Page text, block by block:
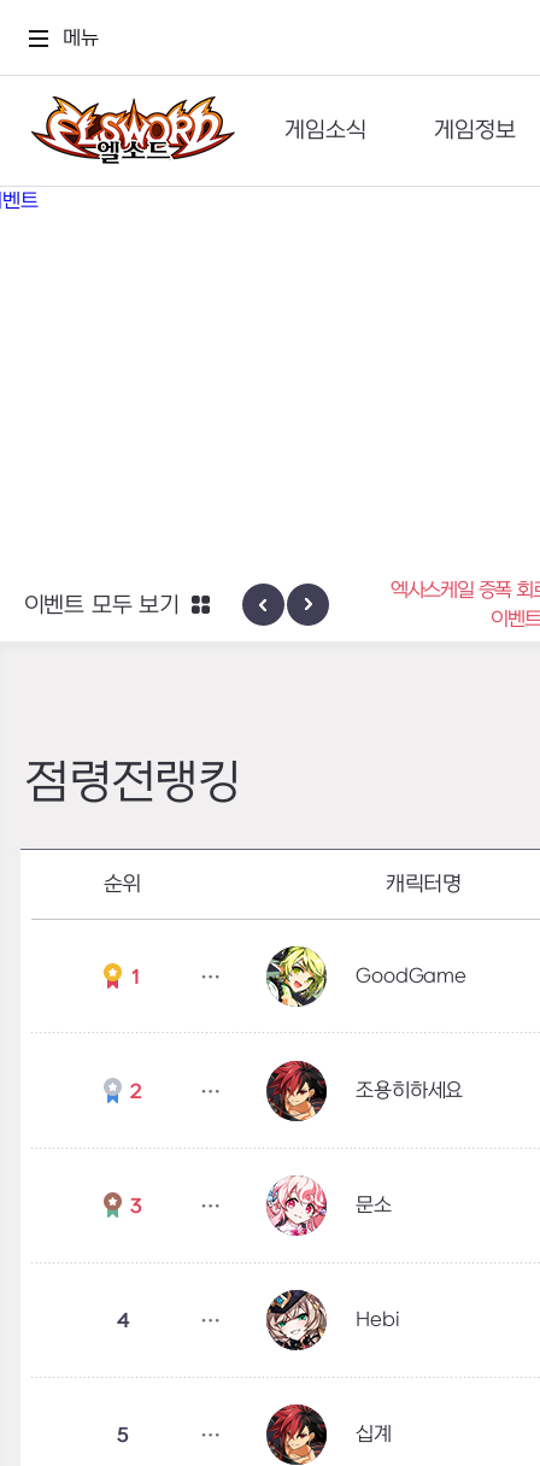
메뉴
게임소식
공지사항
게임정보
세계관
신규 지역 네블론
엑사스케일 증폭 회
이벤트
이벤트 모두 보기
점령전랭킹
순위 캐릭터명
1 GoodGame
2 조용히하세요
3 문소
4 Hebi
5 십계